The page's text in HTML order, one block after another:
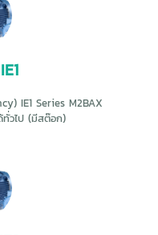
IE1 Series M2BAX
ทั่วไป (มีสต๊อก)